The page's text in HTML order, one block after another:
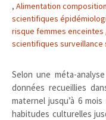
, Alimentation
scientifiques
risque femmes enceintes
scientifiques surveillance
Selon une méta-
données recueillies
maternel jusqu’à 6
habitudes culturelles